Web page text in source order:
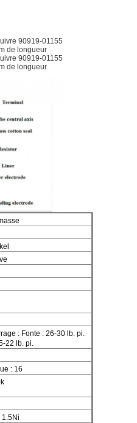
: Fonte : 26-30 lb. pi.
22 lb. pi.
: 16
1.5Ni